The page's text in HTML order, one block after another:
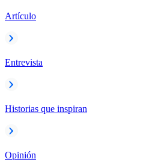
Artículo
Entrevista
Historias que inspiran
Opinión